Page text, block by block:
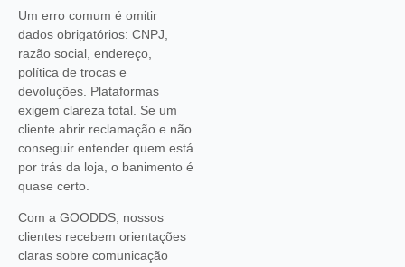
Um erro comum é omitir
dados obrigatórios: CNPJ,
razão social, endereço,
política de trocas e
devoluções. Plataformas
exigem clareza total. Se um
cliente abrir reclamação e não
conseguir entender quem está
por trás da loja, o banimento é
quase certo.
Com a GOODDS, nossos
clientes recebem orientações
claras sobre comunicação